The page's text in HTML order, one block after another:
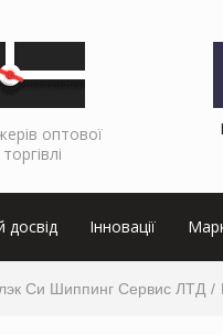
оптової
досвід Інновації
Си Шиппинг Сервис ЛТД